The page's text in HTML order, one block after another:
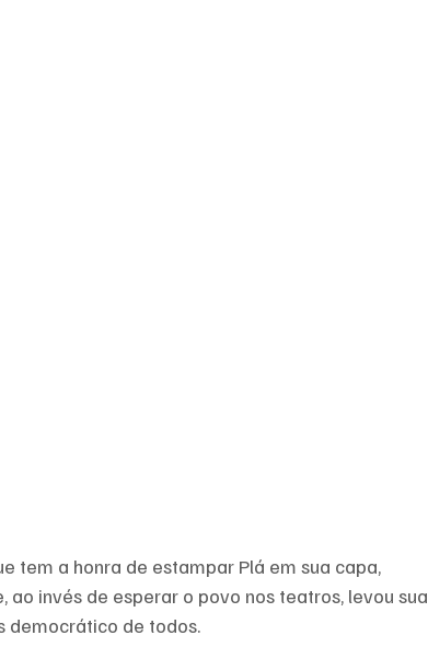
tem a honra de estampar Plá em sua capa,
invés de esperar o povo nos teatros, levou sua
democrático de todos.